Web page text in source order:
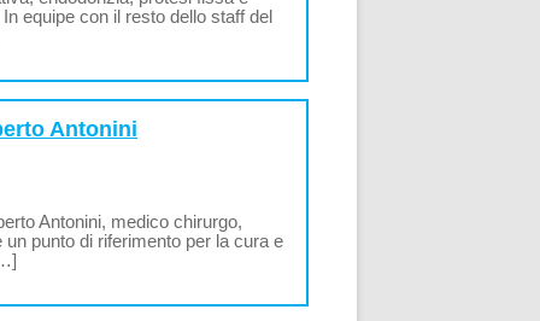
equipe con il resto dello staff del
Antonini
Antonini, medico chirurgo,
punto di riferimento per la cura e